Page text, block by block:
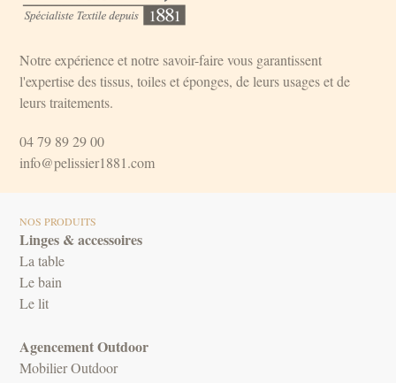
Notre expérience et notre savoir-faire vous garantissent
l'expertise des tissus, toiles et éponges, de leurs usages et de
leurs traitements.
04 79 89 29 00
info@pelissier1881.com
NOS PRODUITS
Linges & accessoires
La table
Le bain
Le lit
Agencement Outdoor
Mobilier Outdoor